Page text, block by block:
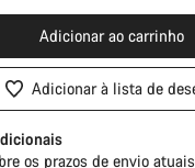
Adicionar ao carrinho
Adicionar à lista de
os prazos de envio